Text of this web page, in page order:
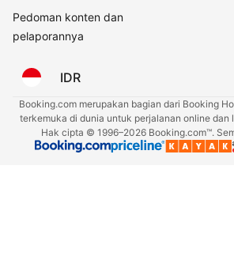
Pedoman konten dan
pelaporannya
IDR
Booking.com merupakan bagian dari Booking
terkemuka di dunia untuk perjalanan online dan
Hak cipta © 1996–2026 Booking.com™.